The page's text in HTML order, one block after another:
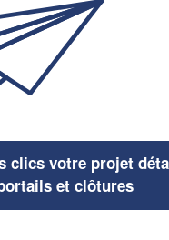
clics votre projet
et clôtures